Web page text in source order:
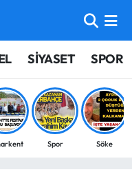
SİYASET SPOR
Spor Söke